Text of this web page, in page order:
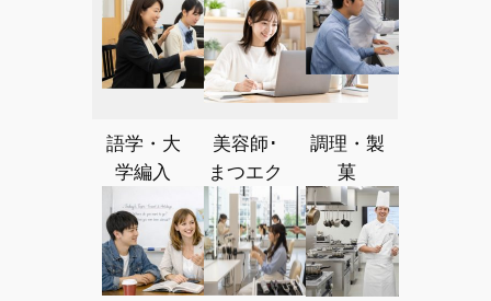
語学・大
学編入
美容師･
まつエク
調理・製
菓